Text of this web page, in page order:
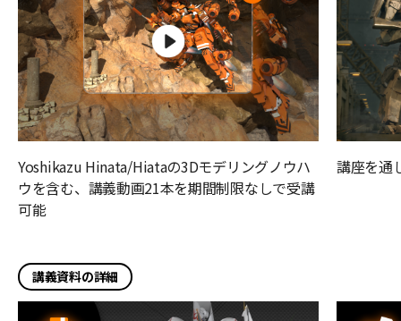
Yoshikazu Hinata/Hiataの3Dモデリングノウハ
ウを含む、講義動画21本を期間制限なしで受講
可能
講座を通
講義資料の詳細